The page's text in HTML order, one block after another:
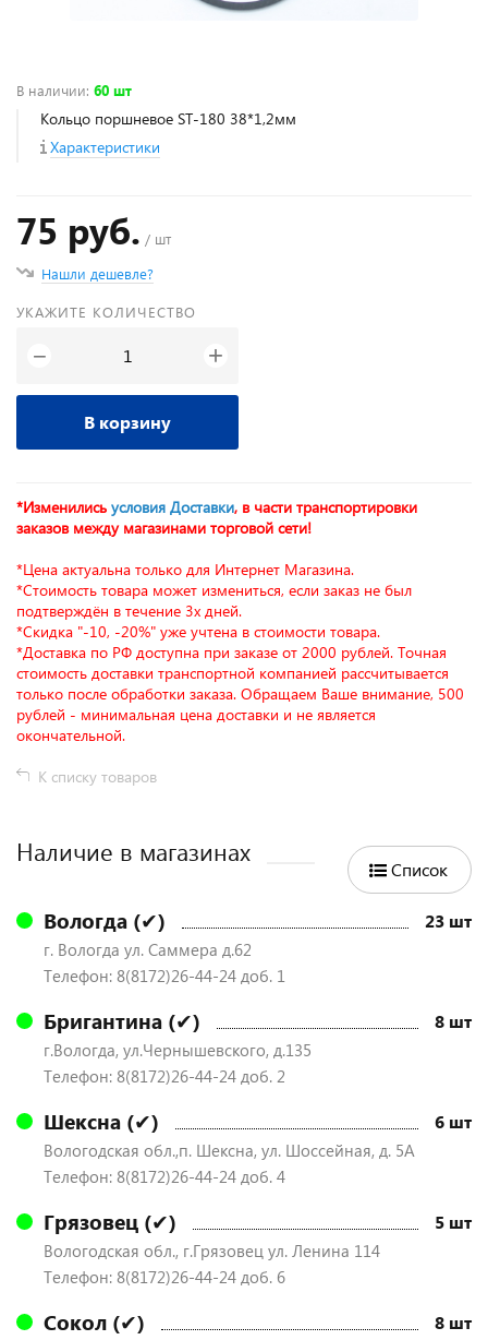
В наличии: 60 шт
Кольцо поршневое ST-180 38*1,2мм
Характеристики
75 руб. / шт
Нашли дешевле?
УКАЖИТЕ КОЛИЧЕСТВО
− +
В корзину
*Изменились условия Доставки, в части транспортировки
заказов между магазинами торговой сети!
*Цена актуальна только для Интернет Магазина.
*Стоимость товара может измениться, если заказ не был
подтверждён в течение 3х дней.
*Скидка "-10, -20%" уже учтена в стоимости товара.
*Доставка по РФ доступна при заказе от 2000 рублей. Точная
стоимость доставки транспортной компанией рассчитывается
только после обработки заказа. Обращаем Ваше внимание, 500
рублей - минимальная цена доставки и не является
окончательной.
К списку товаров
Наличие в магазинах
Список
Вологда (✔) 23 шт
г. Вологда ул. Саммера д.62
Телефон: 8(8172)26-44-24 доб. 1
Бригантина (✔) 8 шт
г.Вологда, ул.Чернышевского, д.135
Телефон: 8(8172)26-44-24 доб. 2
Шексна (✔) 6 шт
Вологодская обл.,п. Шексна, ул. Шоссейная, д. 5А
Телефон: 8(8172)26-44-24 доб. 4
Грязовец (✔) 5 шт
Вологодская обл., г.Грязовец ул. Ленина 114
Телефон: 8(8172)26-44-24 доб. 6
Сокол (✔) 8 шт